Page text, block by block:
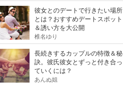
彼女とのデートで行きたい場所
とは？おすすめデートスポット
＆誘い方を大公開
椎名ゆり
長続きするカップルの特徴＆秘
訣。彼氏彼女とずっと付き合っ
ていくには？
あんぬ姐